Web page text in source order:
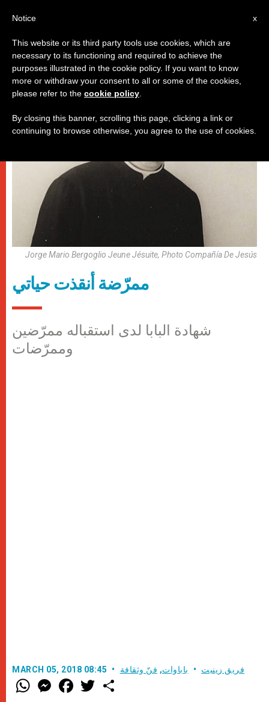
باباوات,فنّ وثقافة
Jorge Mario Bergoglio Jeune Jésuite, Photo Compañía De Jesús
ممرّضة أنقذت حياتي
شهادة البابا لدى استقباله ممرّضين
وممرّضات
MARCH 05, 2018 08:45 فريق زينيت باباوات, فنّ وثقافة
W
h
M
e
F
a w
x
Notice
This website or its third party tools use cookies, which are
necessary to its functioning and required to achieve the
purposes illustrated in the cookie policy. If you want to know
more or withdraw your consent to all or some of the cookies,
please refer to the cookie policy
By closing this banner, scrolling this page, clicking a link or
continuing to browse otherwise, you agree to the use of cookies.